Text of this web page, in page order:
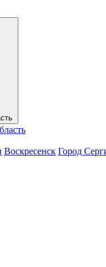
Воскресенск Город